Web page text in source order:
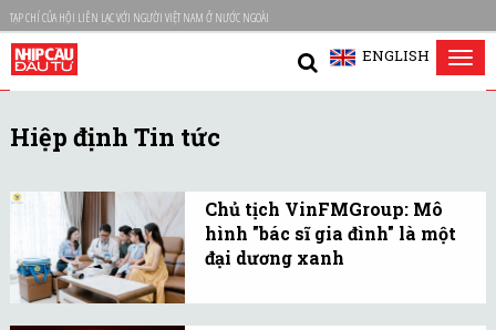
TẠP CHÍ CỦA HỘI LIÊN LẠC VỚI NGƯỜI VIỆT NAM Ở NƯỚC NGOÀI
ENGLISH
Hiệp định Tin tức
Chủ tịch VinFMGroup: Mô
hình "bác sĩ gia đình" là một
đại dương xanh